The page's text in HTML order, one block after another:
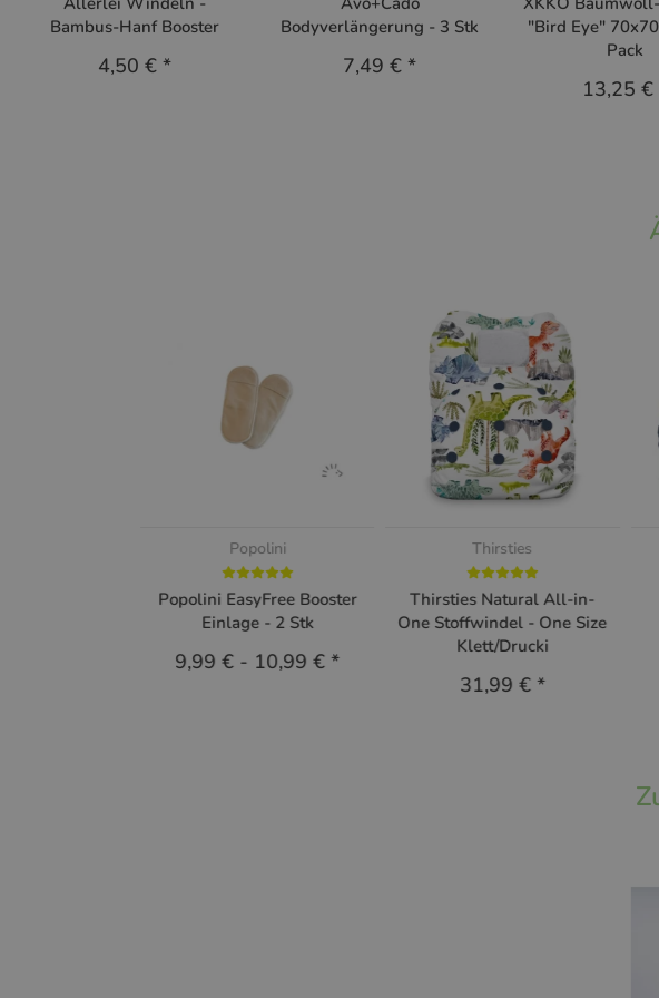
Bambus-Hanf Booster
4,50 €*
Bodyverlängerung - 3 Stk
7,49 €*
"Bird Eye"
Pack
13,25 €
Popolini
Popolini EasyFree Booster
Einlage - 2 Stk
9,99 € - 10,99 €*
Thirsties
Thirsties Natural All-in-
One Stoffwindel - One Size
Klett/Drucki
31,99 €*